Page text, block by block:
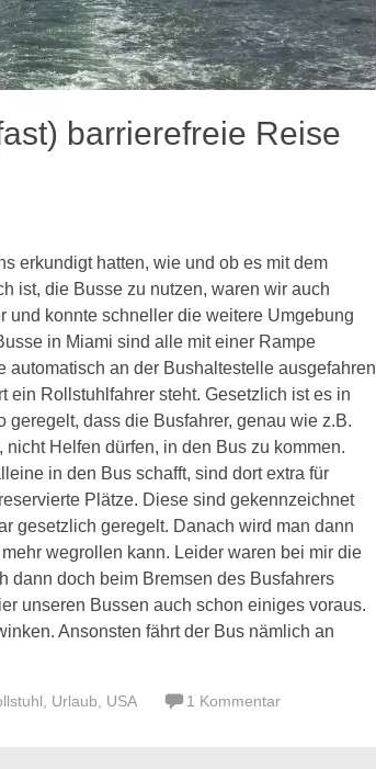
barrierefreie Reise
erkundigt hatten, wie und ob es mit dem
ist, die Busse zu nutzen, waren wir auch
und konnte schneller die weitere Umgebung
in Miami sind alle mit einer Rampe
automatisch an der Bushaltestelle ausgefahren
ein Rollstuhlfahrer steht. Gesetzlich ist es in
geregelt, dass die Busfahrer, genau wie z.B.
nicht Helfen dürfen, in den Bus zu kommen.
in den Bus schafft, sind dort extra für
Plätze. Diese sind gekennzeichnet
gesetzlich geregelt. Danach wird man dann
wegrollen kann. Leider waren bei mir die
dann doch beim Bremsen des Busfahrers
unseren Bussen auch schon einiges voraus.
Ansonsten fährt der Bus nämlich an
Urlaub USA 1 Kommentar